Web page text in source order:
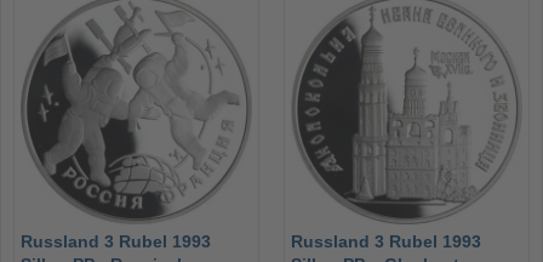
Russland 3 Rubel 1993
Russland 3 Rubel 1993